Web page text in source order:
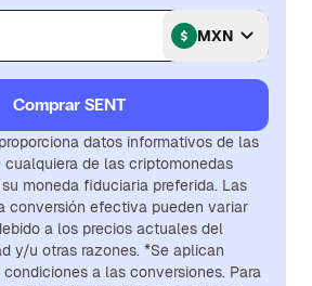
MXN
Comprar SENT
datos informativos de las
cualquiera de las criptomonedas
moneda fiduciaria preferida. Las
conversión efectiva pueden variar
a los precios actuales del
y/u otras razones. *Se aplican
a las conversiones. Para